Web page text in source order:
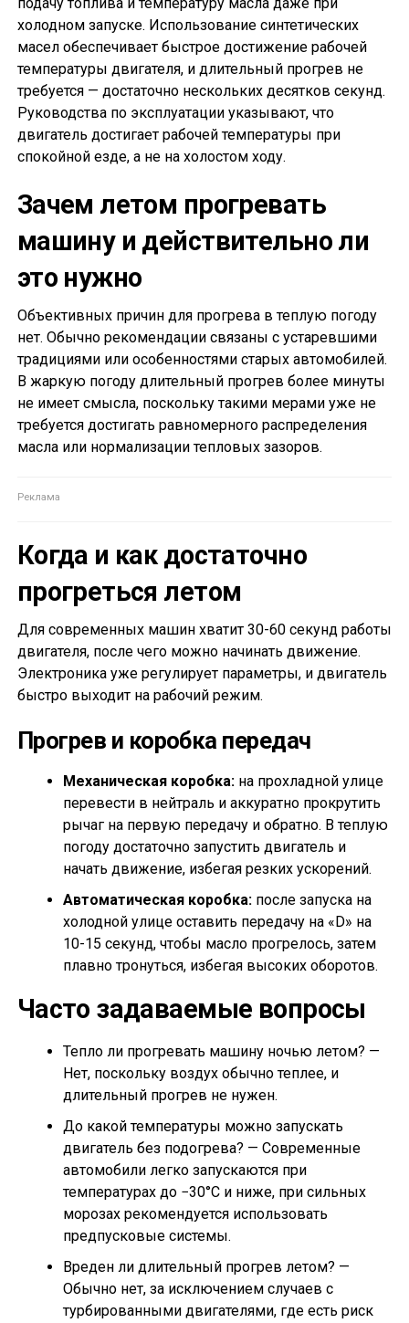
холодном запуске. Использование синтетических
масел обеспечивает быстрое достижение рабочей
температуры двигателя, и длительный прогрев не
требуется — достаточно нескольких десятков секунд.
Руководства по эксплуатации указывают, что
двигатель достигает рабочей температуры при
спокойной езде, а не на холостом ходу.
Зачем летом прогревать
машину и действительно ли
это нужно
Объективных причин для прогрева в теплую погоду
нет. Обычно рекомендации связаны с устаревшими
традициями или особенностями старых автомобилей.
В жаркую погоду длительный прогрев более минуты
не имеет смысла, поскольку такими мерами уже не
требуется достигать равномерного распределения
масла или нормализации тепловых зазоров.
Когда и как достаточно
прогреться летом
Для современных машин хватит 30-60 секунд работы
двигателя, после чего можно начинать движение.
Электроника уже регулирует параметры, и двигатель
быстро выходит на рабочий режим.
Прогрев и коробка передач
Механическая коробка:на прохладной улице
перевести в нейтраль и аккуратно прокрутить
рычаг на первую передачу и обратно. В теплую
погоду достаточно запустить двигатель и
начать движение, избегая резких ускорений.
Автоматическая коробка:после запуска на
холодной улице оставить передачу на «D» на
10-15 секунд, чтобы масло прогрелось, затем
плавно тронуться, избегая высоких оборотов.
Часто задаваемые вопросы
Тепло ли прогревать машину ночью летом? —
Нет, поскольку воздух обычно теплее, и
длительный прогрев не нужен.
До какой температуры можно запускать
двигатель без подогрева? — Современные
автомобили легко запускаются при
температурах до −30°C и ниже, при сильных
морозах рекомендуется использовать
предпусковые системы.
Вреден ли длительный прогрев летом? —
Обычно нет, за исключением случаев с
турбированными двигателями, где есть риск